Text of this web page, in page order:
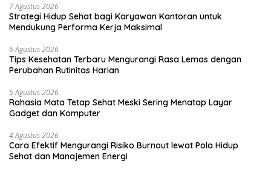
7 Agustus 2026
Strategi Hidup Sehat bagi Karyawan Kantoran untuk
Mendukung Performa Kerja Maksimal
6 Agustus 2026
Tips Kesehatan Terbaru Mengurangi Rasa Lemas dengan
Perubahan Rutinitas Harian
5 Agustus 2026
Rahasia Mata Tetap Sehat Meski Sering Menatap Layar
Gadget dan Komputer
4 Agustus 2026
Cara Efektif Mengurangi Risiko Burnout lewat Pola Hidup
Sehat dan Manajemen Energi